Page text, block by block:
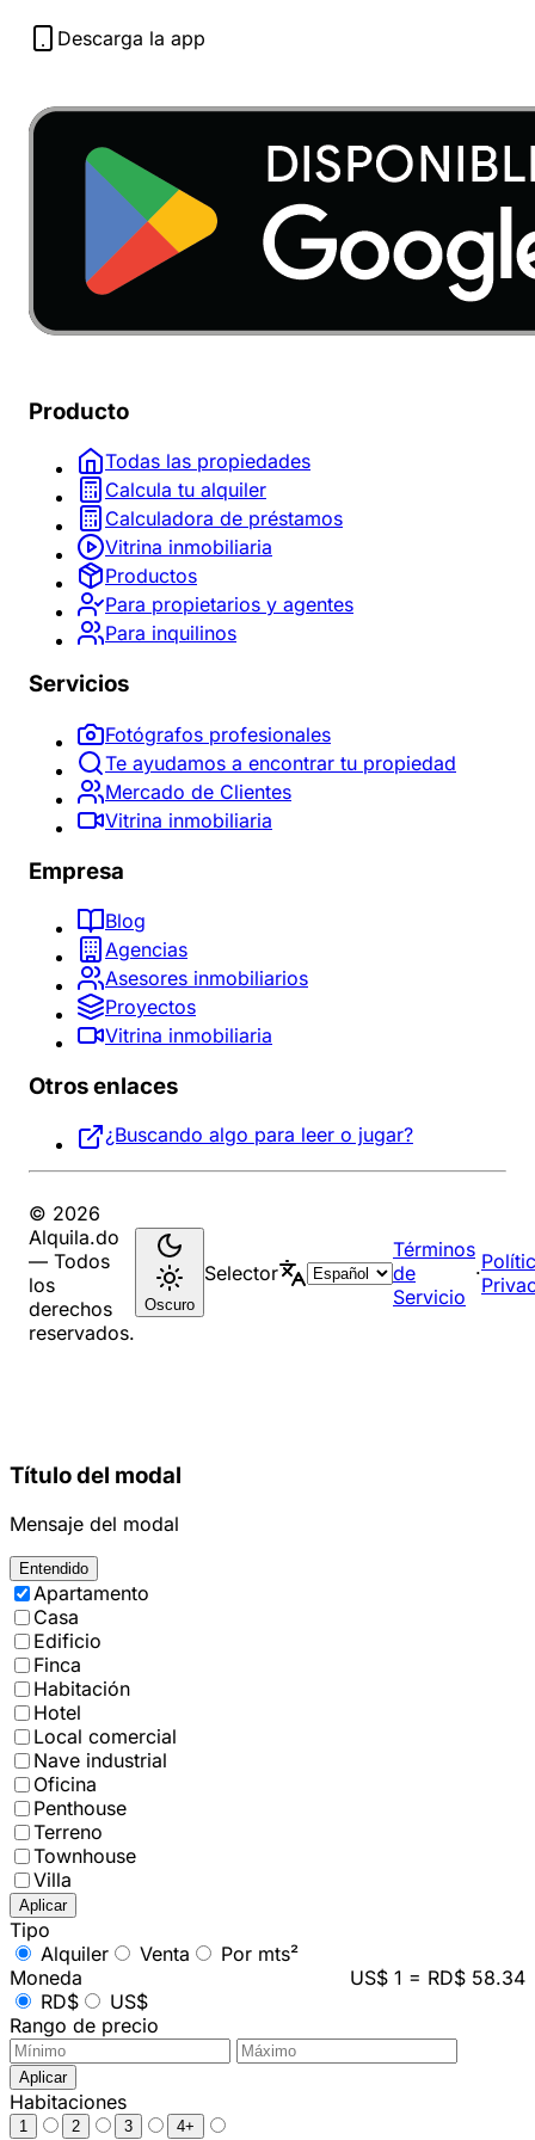
Descarga la app
Producto
Todas las propiedades
Calcula tu alquiler
Calculadora de préstamos
Vitrina inmobiliaria
Productos
Para propietarios y agentes
Para inquilinos
Servicios
Fotógrafos profesionales
Te ayudamos a encontrar tu propiedad
Mercado de Clientes
Vitrina inmobiliaria
Empresa
Blog
Agencias
Asesores inmobiliarios
Proyectos
Vitrina inmobiliaria
Otros enlaces
¿Buscando algo para leer o jugar?
© 2026
Alquila.do
— Todos
los
derechos
reservados.
Oscuro
Selector
Términos
de
Servicio
·
Título del modal
Mensaje del modal
Entendido
Apartamento
Casa
Edificio
Finca
Habitación
Hotel
Local comercial
Nave industrial
Oficina
Penthouse
Terreno
Townhouse
Villa
Aplicar
Tipo
Alquiler
Venta
Por mts²
Moneda
US$ 1 = RD$ 58.34
RD$
US$
Rango de precio
Aplicar
Habitaciones
1 2 3 4+